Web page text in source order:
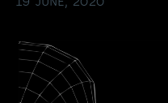
19 JUNE, 2020